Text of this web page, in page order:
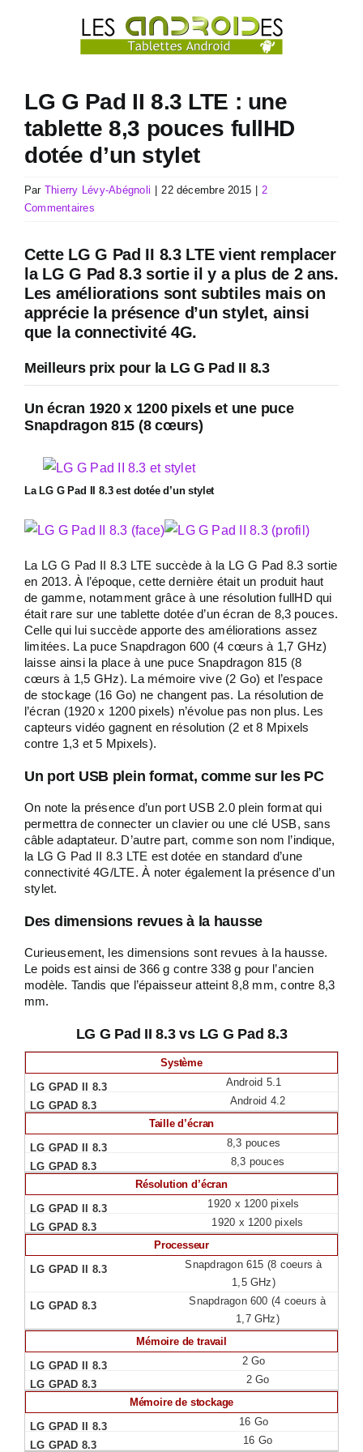
LG G Pad II 8.3 LTE : une
tablette 8,3 pouces fullHD
dotée d’un stylet
Par Thierry Lévy-Abégnoli 22 décembre 2015
2
Commentaires
Cette LG G Pad II 8.3 LTE vient remplacer
la LG G Pad 8.3 sortie il y a plus de 2 ans.
Les améliorations sont subtiles mais on
apprécie la présence d’un stylet, ainsi
que la connectivité 4G.
Meilleurs prix pour la LG G Pad II 8.3
Un écran 1920 x 1200 pixels et une puce
Snapdragon 815 (8 cœurs)
La LG G Pad II 8.3est dotée d’un stylet
La LG G Pad II 8.3 LTE succède à la LG G Pad 8.3 sortie
en 2013. À l’époque, cette dernière était un produit haut
de gamme, notamment grâce à une résolution fullHD qui
était rare sur une tablette dotée d’un écran de 8,3 pouces.
Celle qui lui succède apporte des améliorations assez
limitées. La puce Snapdragon 600 (4 cœurs à 1,7 GHz)
laisse ainsi la place à une puce Snapdragon 815 (8
cœurs à 1,5 GHz). La mémoire vive (2 Go) et l’espace
de stockage (16 Go) ne changent pas. La résolution de
l’écran (1920 x 1200 pixels) n’évolue pas non plus. Les
capteurs vidéo gagnent en résolution (2 et 8 Mpixels
contre 1,3 et 5 Mpixels).
Un port USB plein format, comme sur les PC
On note la présence d’un port USB 2.0 plein format qui
permettra de connecter un clavier ou une clé USB, sans
câble adaptateur. D’autre part, comme son nom l’indique,
la LG G Pad II 8.3 LTE est dotée en standard d’une
connectivité 4G/LTE. À noter également la présence d’un
stylet.
Des dimensions revues à la hausse
Curieusement, les dimensions sont revues à la hausse.
Le poids est ainsi de 366 g contre 338 g pour l’ancien
modèle. Tandis que l’épaisseur atteint 8,8 mm, contre 8,3
mm.
LG G Pad II 8.3 vs LG G Pad 8.3
Système
Android 5.1
Android 4.2
Taille d’écran
8,3 pouces
8,3 pouces
Résolution d’écran
1920 x 1200 pixels
1920 x 1200 pixels
Processeur
Snapdragon 615 (8 coeurs à
1,5 GHz)
Snapdragon 600 (4 coeurs à
1,7 GHz)
Mémoire de travail
2 Go
2 Go
Mémoire de stockage
16 Go
16 Go